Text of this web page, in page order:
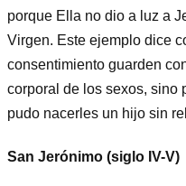
porque Ella no dio a luz a
Virgen. Este ejemplo dice
consentimiento guarden
corporal de los sexos, sino
pudo nacerles un hijo sin
San Jerónimo (siglo IV-V)